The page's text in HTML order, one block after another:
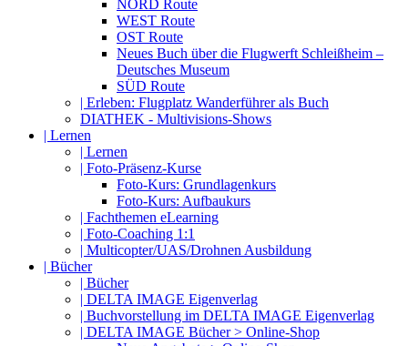
NORD Route
WEST Route
OST Route
Neues Buch über die Flugwerft Schleißheim –
Deutsches Museum
SÜD Route
| Erleben: Flugplatz Wanderführer als Buch
DIATHEK - Multivisions-Shows
| Lernen
| Lernen
| Foto-Präsenz-Kurse
Foto-Kurs: Grundlagenkurs
Foto-Kurs: Aufbaukurs
| Fachthemen eLearning
| Foto-Coaching 1:1
| Multicopter/UAS/Drohnen Ausbildung
| Bücher
| Bücher
| DELTA IMAGE Eigenverlag
| Buchvorstellung im DELTA IMAGE Eigenverlag
| DELTA IMAGE Bücher > Online-Shop